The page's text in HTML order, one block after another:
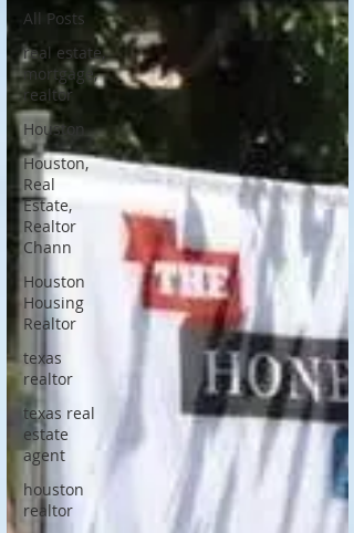
All Posts
real estate,
mortgage,
realtor
Houston
Houston,
Real
Estate,
Realtor
Chann
Houston
Housing
Realtor
texas
realtor
texas real
estate
agent
houston
realtor